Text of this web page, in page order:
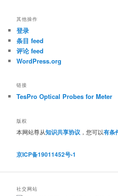
其他操作
登录
条目 feed
评论 feed
WordPress.org
链接
TesPro Optical Probes for Meter
版权
本网站尊从知识共享协议 ，您可以有条
京ICP备19011452号-1
社交网站